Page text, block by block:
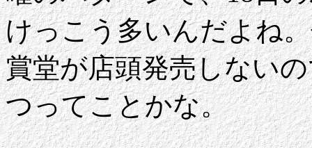
けっこう多いんだよね
賞堂が店頭発売しない
つってことかな。